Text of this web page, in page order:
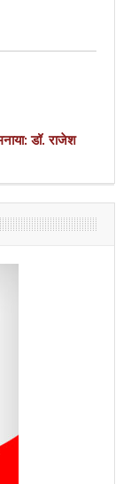
डॉ. राजेश